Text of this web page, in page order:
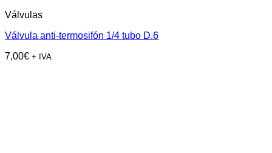
Válvulas
Válvula anti-termosifón 1/4 tubo D.6
7,00€ + IVA